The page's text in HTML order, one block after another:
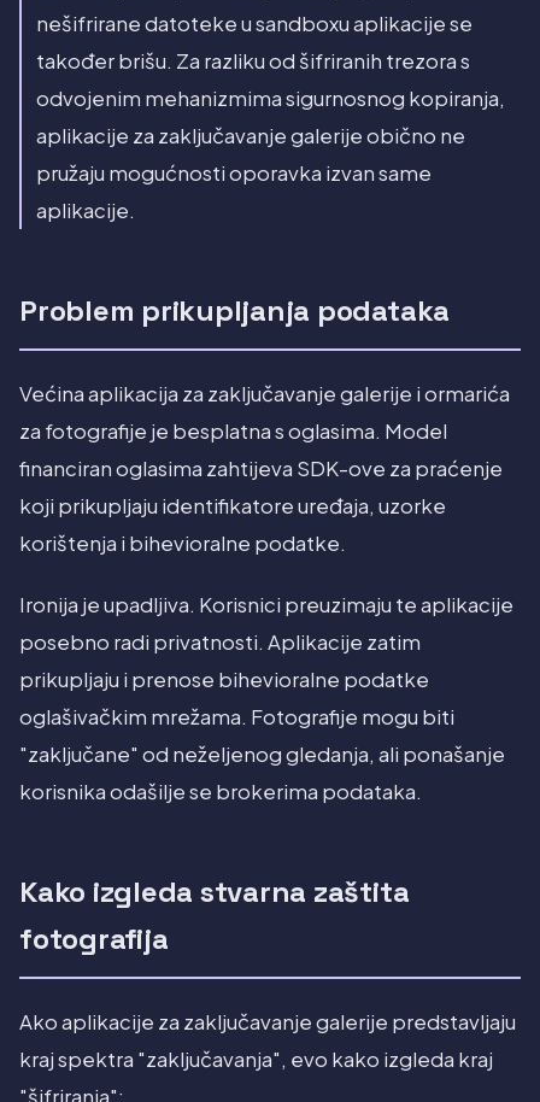
nešifrirane datoteke u sandboxu aplikacije se
također brišu. Za razliku od šifriranih trezora s
odvojenim mehanizmima sigurnosnog kopiranja,
aplikacije za zaključavanje galerije obično ne
pružaju mogućnosti oporavka izvan same
aplikacije.
Problem prikupljanja podataka
Većina aplikacija za zaključavanje galerije i ormarića
za fotografije je besplatna s oglasima. Model
financiran oglasima zahtijeva SDK-ove za praćenje
koji prikupljaju identifikatore uređaja, uzorke
korištenja i bihevioralne podatke.
Ironija je upadljiva. Korisnici preuzimaju te aplikacije
posebno radi privatnosti. Aplikacije zatim
prikupljaju i prenose bihevioralne podatke
oglašivačkim mrežama. Fotografije mogu biti
"zaključane" od neželjenog gledanja, ali ponašanje
korisnika odašilje se brokerima podataka.
Kako izgleda stvarna zaštita
fotografija
Ako aplikacije za zaključavanje galerije predstavljaju
kraj spektra "zaključavanja", evo kako izgleda kraj
"šifriranja":